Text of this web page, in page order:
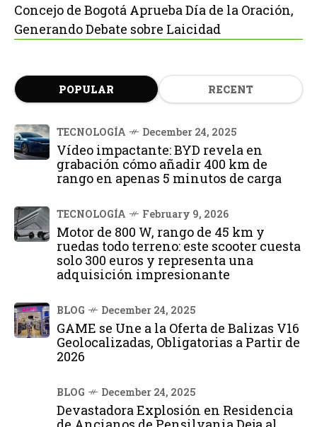
Concejo de Bogotá Aprueba Día de la Oración,
Generando Debate sobre Laicidad
POPULAR RECENT
TECNOLOGÍA December 24, 2025
Vídeo impactante: BYD revela en
grabación cómo añadir 400 km de
rango en apenas 5 minutos de carga
TECNOLOGÍA February 9, 2026
Motor de 800 W, rango de 45 km y
ruedas todo terreno: este scooter cuesta
solo 300 euros y representa una
adquisición impresionante
BLOG December 24, 2025
GAME se Une a la Oferta de Balizas V16
Geolocalizadas, Obligatorias a Partir de
2026
BLOG December 24, 2025
Devastadora Explosión en Residencia